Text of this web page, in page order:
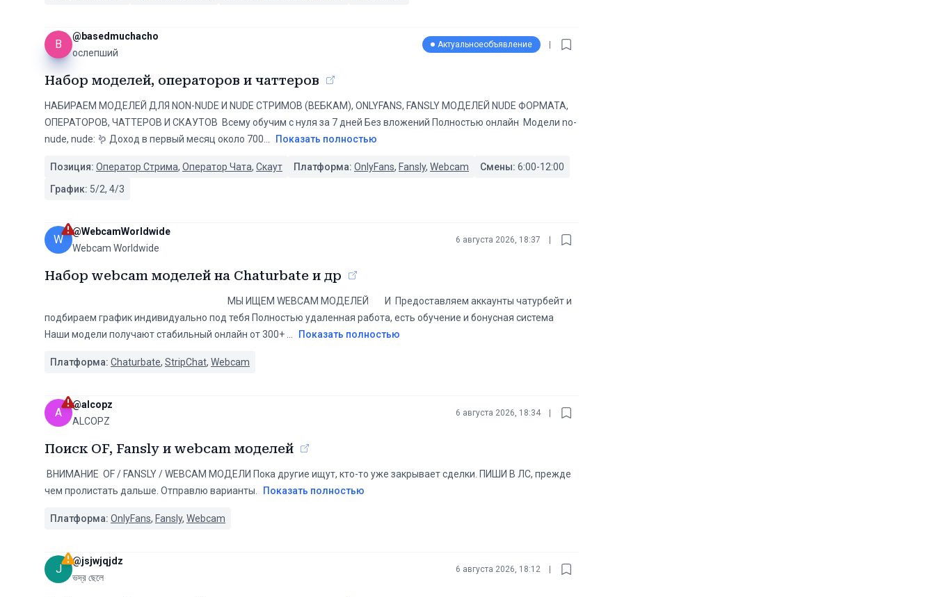
B
@ basedmuchacho
ослепший
Актуальноеобъявление
Набор моделей, операторов и чаттеров
‎НАБИРАЕМ МОДЕЛЕЙ ДЛЯ NON-NUDE И NUDE СТРИМОВ (ВЕБКАМ), ONLYFANS, FANSLY МОДЕЛЕЙ NUDE ФОРМАТА,
ОПЕРАТОРОВ, ЧАТТЕРОВ И СКАУТОВ ‎ ‎Всему обучим с нуля за 7 дней ‎Без вложений ‎Полностью онлайн ‎ ‎Модели no-
nude, nude: ‎🪱 Доход в первый месяц около 700
Показать полностью
Позиция: Оператор Стрима, Оператор Чата, Скаут Платформа: OnlyFans, Fansly, Webcam Смены: 6:00-12:00
График: 5/2, 4/3
W
@WebcamWorldwide
Webcam Worldwide
6 августа 2026, 18:37
Набор webcam моделей на Chaturbate и др
⠀⠀⠀⠀⠀⠀⠀⠀⠀⠀⠀⠀⠀⠀⠀⠀⠀⠀⠀⠀⠀⠀⠀⠀ ⠀⠀МЫ ИЩЕМ WEBCAM МОДЕЛЕЙ ⠀⠀И ️️️️️ Предоставляем аккаунты чатурбейт и
подбираем график индивидуально под тебя Полностью удаленная работа, есть обучение и бонусная система
Наши модели получают стабильный онлайн от 300+
Показать полностью
Платформа: Chaturbate, StripChat, Webcam
A
@alcopz
ALCOPZ
6 августа 2026, 18:34
Поиск OF, Fansly и webcam моделей
️ ВНИМАНИЕ ️ OF / FANSLY / WEBCAM МОДЕЛИ Пока другие ищут, кто-то уже закрывает сделки. ПИШИ В ЛС, прежде
чем пролистать дальше. Отправлю варианты.
Показать полностью
Платформа: OnlyFans, Fansly, Webcam
J
@jsjwjqjdz
ভদ্র ছেলে
6 августа 2026, 18:12